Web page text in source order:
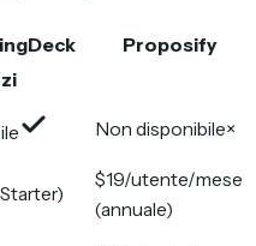
Proposify
Non disponibile×
$19/utente/mese
(annuale)